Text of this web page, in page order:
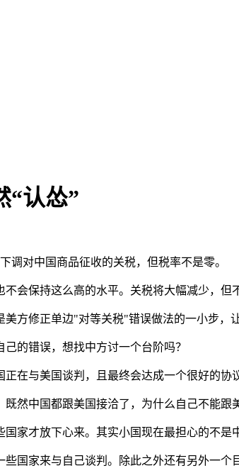
“认怂”
调对中国商品征收的关税，但税率不是零。
会保持这么高的水平。关税将大幅减少，但
方修正单边"对等关税"错误做法的一小步，
的错误，想找中方讨一个台阶吗？
在与美国谈判，且最终会达成一个很好的协
然中国都跟美国接洽了，为什么自己不能跟
家才放下心来。其实小国现在最担心的不是
国家来与自己谈判。除此之外还有另外一个